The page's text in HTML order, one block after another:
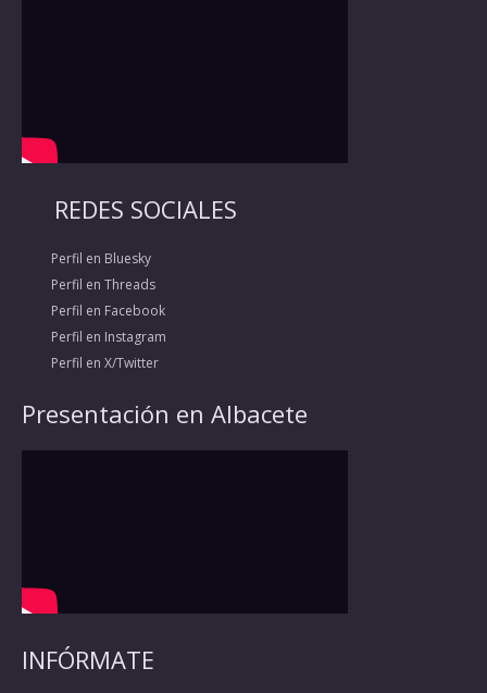
REDES SOCIALES
Perfil en Bluesky
Perfil en Threads
Perfil en Facebook
Perfil en Instagram
Perfil en X/Twitter
Presentación en Albacete
INFÓRMATE